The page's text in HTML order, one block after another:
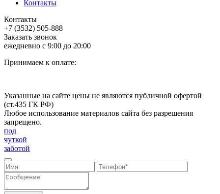
Контакты
Контакты
+7 (3532) 505-888
Заказать звонок
ежедневно с 9:00 до 20:00
Принимаем к оплате:
Указанные на сайте цены не являются публичной офертой
(ст.435 ГК РФ)
Любое использование материалов сайта без разрешения
запрещено.
под
чуткой
заботой